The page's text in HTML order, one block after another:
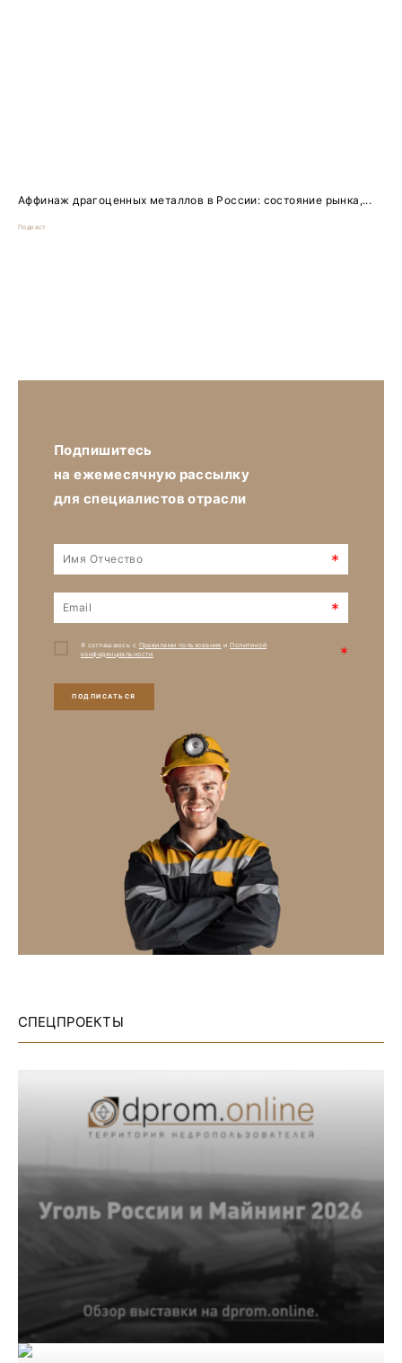
Аффинаж драгоценных металлов в России: состояние рынка,...
Подкаст
Подпишитесь
на ежемесячную рассылку
для специалистов отрасли
*
*
Я соглашаюсь с Правилами пользования иПолитикой
конфиденциальности
*
ПОДПИСАТЬСЯ
СПЕЦПРОЕКТЫ